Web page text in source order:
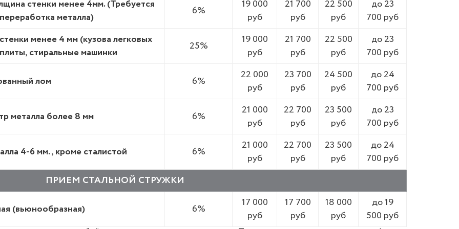
стенки менее 4мм. (Требуется
металла)
6%
19 000
руб
21 700
руб
22 500
руб
до 23
700 руб
менее 4 мм (кузова легковых
стиральные машинки
25%
19 000
руб
21 700
руб
22 500
руб
до 23
700 руб
лом 6%
22 000
руб
23 700
руб
24 500
руб
до 24
700 руб
металла более 8 мм 6%
21 000
руб
22 700
руб
23 500
руб
до 23
700 руб
4-6 мм., кроме сталистой 6%
21 000
руб
22 700
руб
23 500
руб
до 24
700 руб
ПРИЕМ СТАЛЬНОЙ СТРУЖКИ
(вьюнообразная) 6%
17 000
руб
17 700
руб
18 000
руб
до 19
500 руб